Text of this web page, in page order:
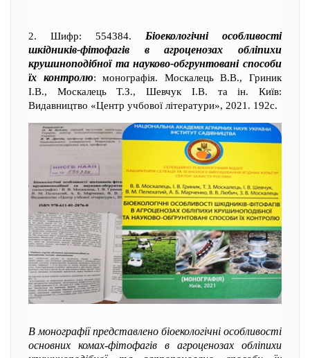
2. Шифр: 554384. Біоекологічні особливості
шкідників-фітофагів в агроценозах обліпихи
крушиноподібної та науково-обгрунтовані способи
їх контролю: монографія. Москалець В.В., Гриник
І.В., Москалець Т.З., Шевчук І.В. та ін. Київ:
Видавництво «Центр учбової літератури», 2021. 192с.
В монографії представлено біоекологічні особливості
основних комах-фітофагів в агроценозах обліпихи